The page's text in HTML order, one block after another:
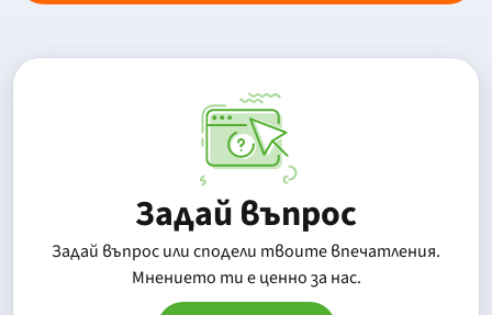
Задай въпрос
Задай въпрос или сподели твоите впечатления.
Mнението ти е ценно за нас.